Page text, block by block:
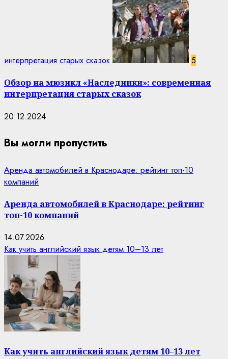
интерпретация старых сказок 5
Обзор на мюзикл «Наследники»: современная
интерпретация старых сказок
20.12.2024
Вы могли пропустить
Аренда автомобилей в Краснодаре: рейтинг топ-10
компаний
Аренда автомобилей в Краснодаре: рейтинг
топ-10 компаний
14.07.2026
Как учить английский язык детям 10–13 лет
Как учить английский язык детям 10–13 лет